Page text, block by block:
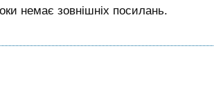
немає зовнішніх посилань.